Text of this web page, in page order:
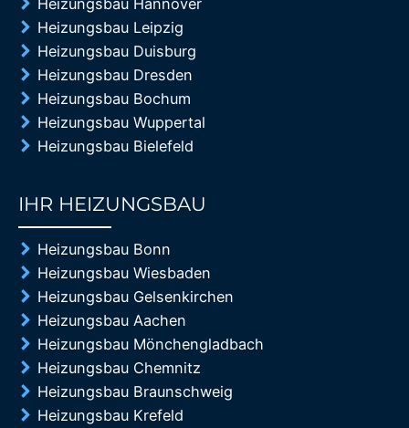
Heizungsbau Hannover
Heizungsbau Leipzig
Heizungsbau Duisburg
Heizungsbau Dresden
Heizungsbau Bochum
Heizungsbau Wuppertal
Heizungsbau Bielefeld
IHR HEIZUNGSBAU
Heizungsbau Bonn
Heizungsbau Wiesbaden
Heizungsbau Gelsenkirchen
Heizungsbau Aachen
Heizungsbau Mönchengladbach
Heizungsbau Chemnitz
Heizungsbau Braunschweig
Heizungsbau Krefeld